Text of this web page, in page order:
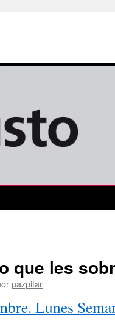
que les
pazpitar
Lunes